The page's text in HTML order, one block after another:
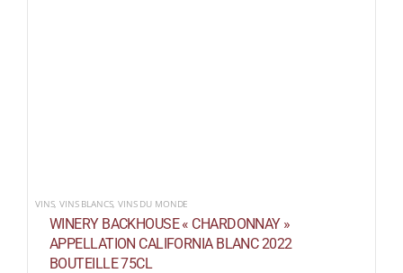
VINS,VINS BLANCS,VINS DU MONDE
WINERY BACKHOUSE « CHARDONNAY »
APPELLATION CALIFORNIA BLANC 2022
BOUTEILLE 75CL